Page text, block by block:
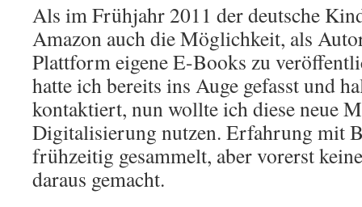
Als im Frühjahr 2011 der deutsche
Amazon auch die Möglichkeit, als
Plattform eigene E-Books zu
hatte ich bereits ins Auge gefasst und
kontaktiert, nun wollte ich diese neue
Digitalisierung nutzen. Erfahrung mit
frühzeitig gesammelt, aber vorerst
daraus gemacht.